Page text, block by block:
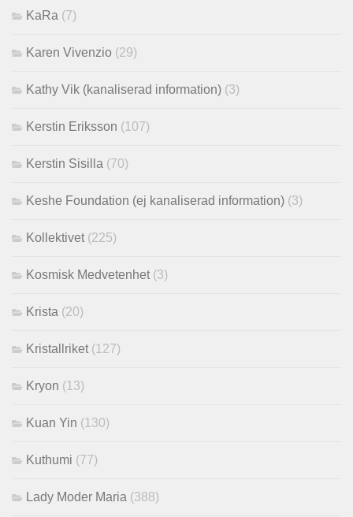
KaRa (7)
Karen Vivenzio (29)
Kathy Vik (kanaliserad information) (3)
Kerstin Eriksson (107)
Kerstin Sisilla (70)
Keshe Foundation (ej kanaliserad information) (3)
Kollektivet (225)
Kosmisk Medvetenhet (3)
Krista (20)
Kristallriket (127)
Kryon (13)
Kuan Yin (130)
Kuthumi (77)
Lady Moder Maria (388)